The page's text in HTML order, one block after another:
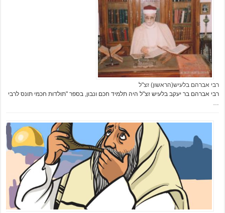
רבי אברהם בלעיש(הראשון) זצ"ל
רבי אברהם בר יעקב בלעיש זצ"ל היה תלמיד חכם ונבון, בספר "תולדות חכמי תונס לרבי
…